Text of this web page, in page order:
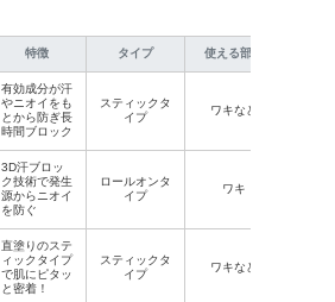
特徴 タイプ 使える部分
有効成分が汗
やニオイをも
とから防ぎ長
時間ブロック
スティックタ
イプ
ワキなど
3D汗ブロッ
ク技術で発生
源からニオイ
を防ぐ
ロールオンタ
イプ
ワキ
直塗りのステ
ィックタイプ
で肌にピタッ
と密着！
スティックタ
イプ
ワキなど